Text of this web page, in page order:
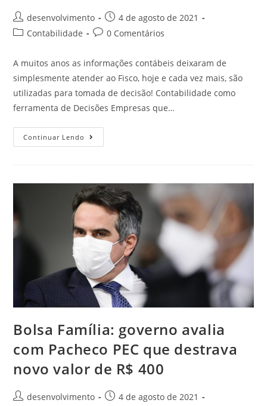
desenvolvimento
4 de agosto de 2021
Contabilidade
0 Comentários
A muitos anos as informações contábeis deixaram de
simplesmente atender ao Fisco, hoje e cada vez mais, são
utilizadas para tomada de decisão! Contabilidade como
ferramenta de Decisões Empresas que…
Continuar Lendo
Bolsa Família: governo avalia
com Pacheco PEC que destrava
novo valor de R$ 400
desenvolvimento
4 de agosto de 2021